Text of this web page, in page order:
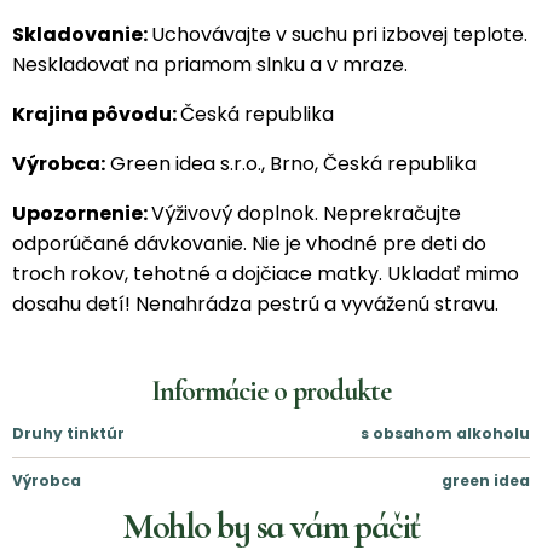
Skladovanie:Uchovávajte v suchu pri izbovej teplote.
Neskladovať na priamom slnku a v mraze.
Krajina pôvodu:Česká republika
Výrobca:Green idea s.r.o., Brno, Česká republika
Upozornenie:Výživový doplnok. Neprekračujte
odporúčané dávkovanie. Nie je vhodné pre deti do
troch rokov, tehotné a dojčiace matky. Ukladať mimo
dosahu detí! Nenahrádza pestrú a vyváženú stravu.
Informácie o produkte
Druhy tinktúr s obsahom alkoholu
Výrobca green idea
Mohlo by sa vám páčiť